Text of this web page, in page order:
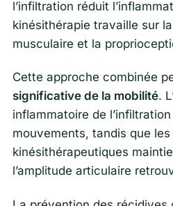
l’infiltration réduit
kinésithérapie travaille sur
musculaire et la
Cette approche combinée
significative de la mobilité.
inflammatoire de
mouvements, tandis que
kinésithérapeutiques
l’amplitude articulaire